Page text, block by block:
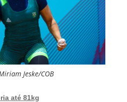
Jeske/COB
até 81kg